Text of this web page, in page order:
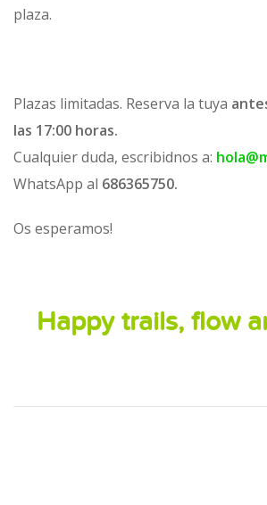
plaza.
Plazas limitadas. Reserva la tuya
las 17:00 horas.
Cualquier duda, escribidnos a:
WhatsApp al 686365750.
Os esperamos!
Happy trails, flow